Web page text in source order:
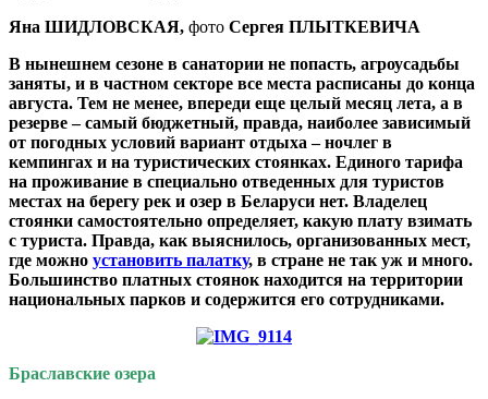
Яна ШИДЛОВСКАЯ, фото Сергея ПЛЫТКЕВИЧА
В нынешнем сезоне в санатории не попасть, агроусадьбы
заняты, и в частном секторе все места расписаны до конца
августа. Тем не менее, впереди еще целый месяц лета, а в
резерве – самый бюджетный, правда, наиболее зависимый
от погодных условий вариант отдыха – ночлег в
кемпингах и на туристических стоянках. Единого тарифа
на проживание в специально отведенных для туристов
местах на берегу рек и озер в Беларуси нет. Владелец
стоянки самостоятельно определяет, какую плату взимать
с туриста. Правда, как выяснилось, организованных мест,
где можно установить палатку, в стране не так уж и много.
Большинство платных стоянок находится на территории
национальных парков и содержится его сотрудниками.
Браславские озера